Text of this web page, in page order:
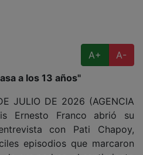
A+
A-
a los 13 años"
JULIO DE 2026 (AGENCIA
Ernesto Franco abrió su
con Pati Chapoy,
episodios que marcaron